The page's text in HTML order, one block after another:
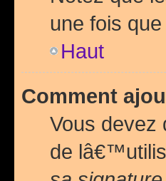
une fois
Haut
Comment
Vous
de